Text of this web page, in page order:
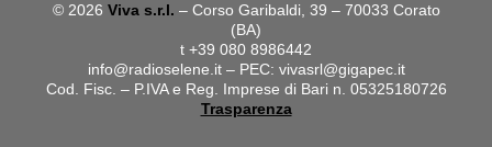
© 2026 Viva s.r.l. – Corso Garibaldi, 39 – 70033 Corato
(BA)
t +39 080 8986442
info@radioselene.it– PEC: vivasrl@gigapec.it
Cod. Fisc. – P.IVA e Reg. Imprese di Bari n. 05325180726
Trasparenza